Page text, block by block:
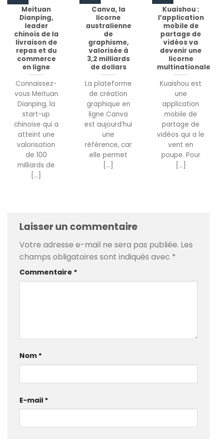
Meituan
Dianping,
leader
chinois de la
livraison de
repas et du
commerce
en ligne
Connaissez-
vous Meituan
Dianping, la
start-up
chinoise qui a
atteint une
valorisation
de 100
milliards de
[...]
Canva, la
licorne
australienne
de
graphisme,
valorisée à
3,2 milliards
de dollars
La plateforme
de création
graphique en
ligne Canva
est aujourd’hui
une
référence, car
elle permet
[...]
Kuaishou :
l’application
mobile de
partage de
vidéos va
devenir une
licorne
multinationale
Kuaishou est
une
application
mobile de
partage de
vidéos qui a le
vent en
poupe. Pour
[...]
Laisser un commentaire
Votre adresse e-mail ne sera pas publiée. Les
champs obligatoires sont indiqués avec *
Commentaire *
Nom *
E-mail *